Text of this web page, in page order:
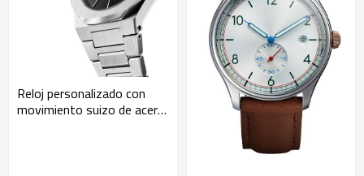
Reloj personalizado con
movimiento suizo de acero